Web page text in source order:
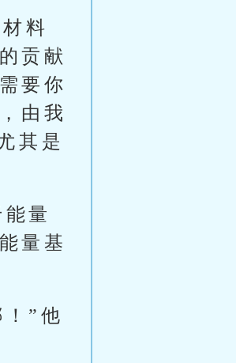
料
贡献
要你
由我
其是
量
量基
”他